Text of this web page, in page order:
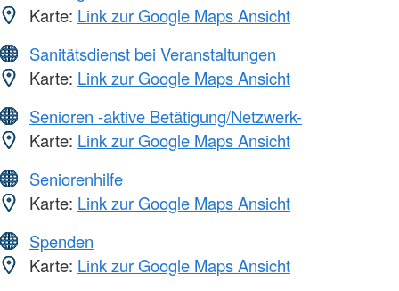
Karte: Link zur Google Maps Ansicht
Sanitätsdienst bei Veranstaltungen
Karte: Link zur Google Maps Ansicht
Senioren -aktive Betätigung/Netzwerk-
Karte: Link zur Google Maps Ansicht
Seniorenhilfe
Karte: Link zur Google Maps Ansicht
Spenden
Karte: Link zur Google Maps Ansicht